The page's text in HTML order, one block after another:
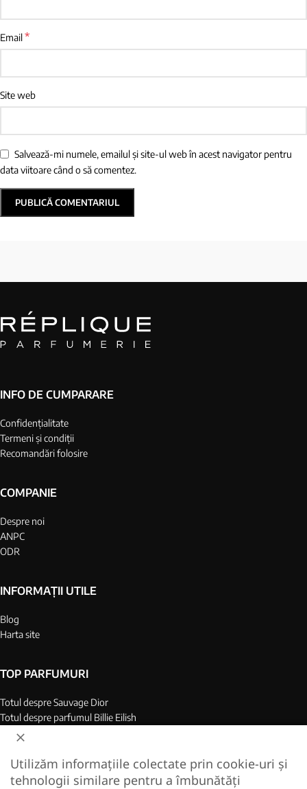
Email *
Site web
Salvează-mi numele, emailul și site-ul web în acest navigator pentru
data viitoare când o să comentez.
INFO DE CUMPARARE
Confidențialitate
Termeni și condiții
Recomandări folosire
COMPANIE
Despre noi
ANPC
ODR
INFORMAȚII UTILE
Blog
Harta site
TOP PARFUMURI
Totul despre Sauvage Dior
Totul despre parfumul Billie Eilish
Top 25 parfumuri barbati
Colagen Marin Hidrolizat
Cel mai bun colagen de pe piata
Utilizăm informațiile colectate prin cookie-uri și
tehnologii similare pentru a îmbunătăți